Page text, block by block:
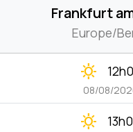
Frankfurt
Europe/
clear_day
08/08/
clear_day